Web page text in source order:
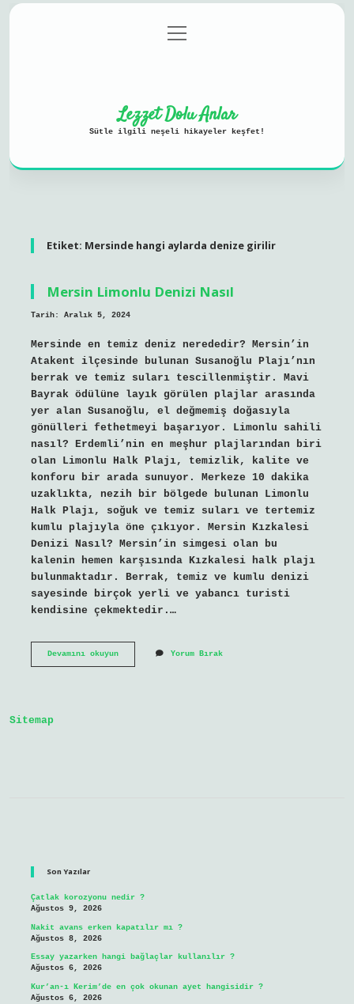
Gizlilik Politikası
menüyü
aç
Lezzet Dolu Anlar
Sütle ilgili neşeli hikayeler keşfet!
Etiket: Mersinde hangi aylarda denize girilir
Mersin Limonlu Denizi Nasıl
Tarih: Aralık 5, 2024
Mersinde en temiz deniz nerededir? Mersin’in
Atakent ilçesinde bulunan Susanoğlu Plajı’nın
berrak ve temiz suları tescillenmiştir. Mavi
Bayrak ödülüne layık görülen plajlar arasında
yer alan Susanoğlu, el değmemiş doğasıyla
gönülleri fethetmeyi başarıyor. Limonlu sahili
nasıl? Erdemli’nin en meşhur plajlarından biri
olan Limonlu Halk Plajı, temizlik, kalite ve
konforu bir arada sunuyor. Merkeze 10 dakika
uzaklıkta, nezih bir bölgede bulunan Limonlu
Halk Plajı, soğuk ve temiz suları ve tertemiz
kumlu plajıyla öne çıkıyor. Mersin Kızkalesi
Denizi Nasıl? Mersin’in simgesi olan bu
kalenin hemen karşısında Kızkalesi halk plajı
bulunmaktadır. Berrak, temiz ve kumlu denizi
sayesinde birçok yerli ve yabancı turisti
kendisine çekmektedir.…
Devamını okuyunMersin
Yorum Bırak
Sitemap
Son Yazılar
Çatlak korozyonu nedir ?
Ağustos 9, 2026
Nakit avans erken kapatılır mı ?
Ağustos 8, 2026
Essay yazarken hangi bağlaçlar kullanılır ?
Ağustos 6, 2026
Kur’an-ı Kerim’de en çok okunan ayet hangisidir ?
Ağustos 6, 2026